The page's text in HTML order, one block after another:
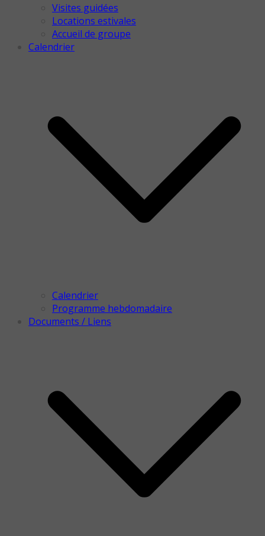
Visites guidées
Locations estivales
Accueil de groupe
Calendrier
Calendrier
Programme hebdomadaire
Documents / Liens